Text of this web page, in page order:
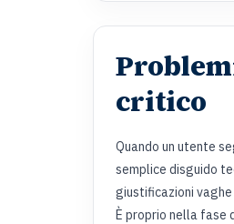
critico
Quando un utente
semplice disguido
giustificazioni vaghe
È proprio nella fase